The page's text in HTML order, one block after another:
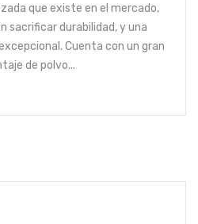
que existe en el mercado,
sacrificar durabilidad, y una
Cuenta con un gran
de polvo...